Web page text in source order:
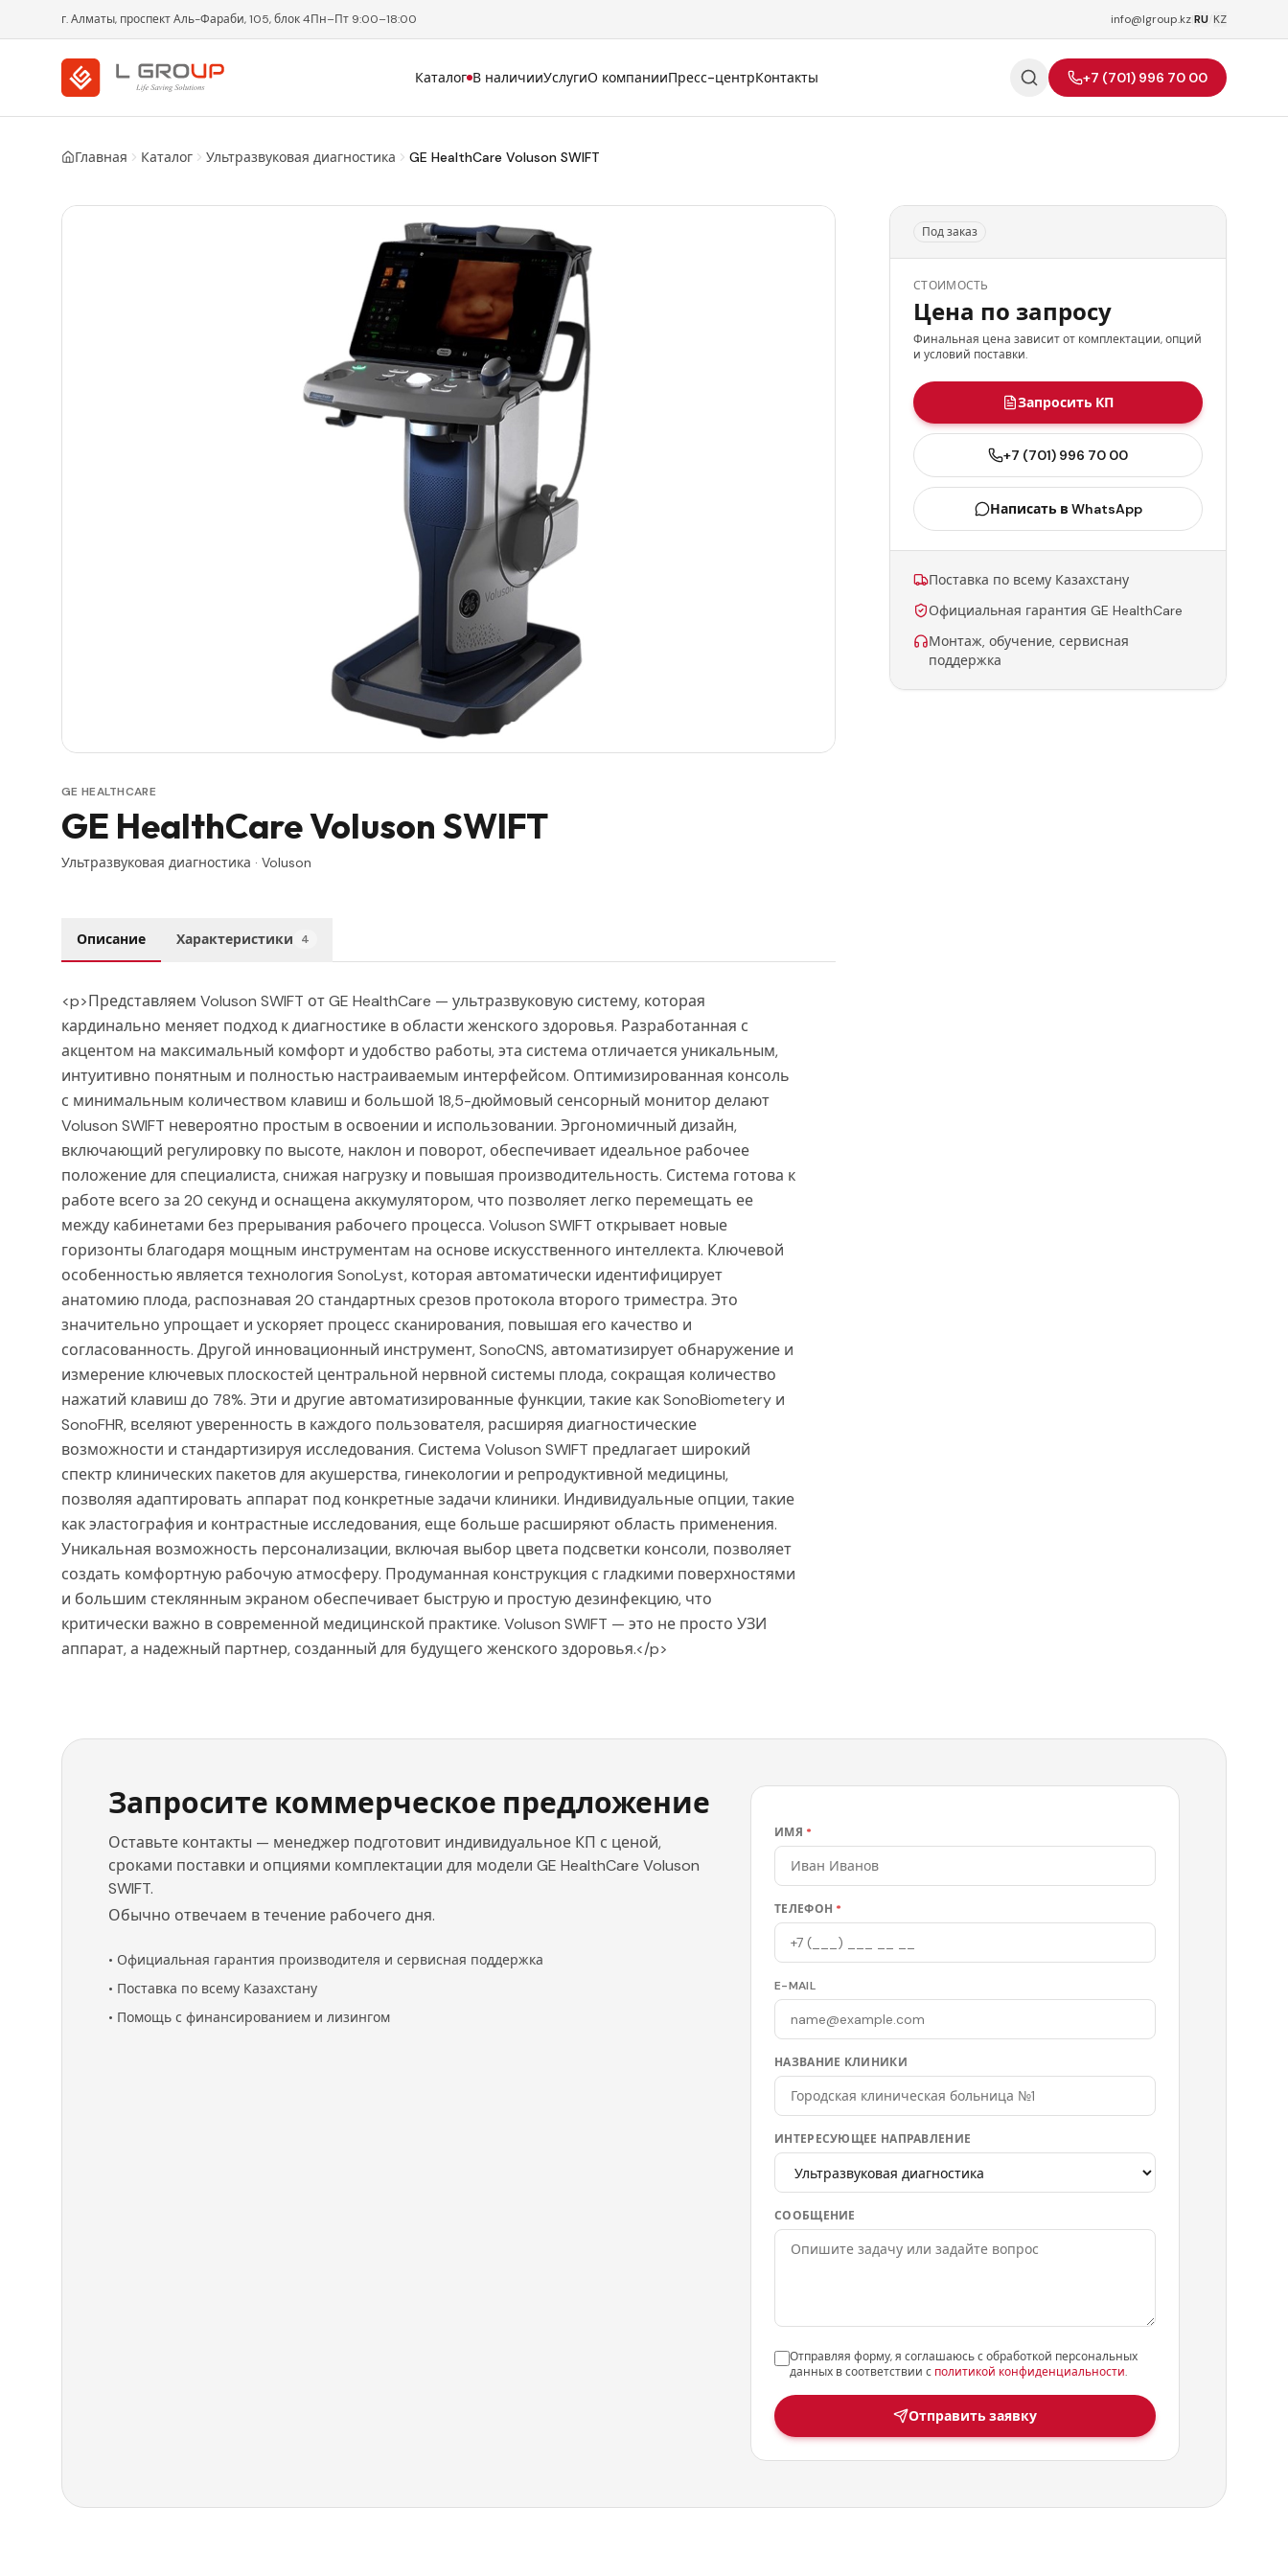
г. Алматы, проспект Аль-Фараби, 105, блок 4Пн–Пт 9:00–18:00 info@lgroup.kzRU KZ
Каталог В наличииУслугиО компанииПресс-центрКонтакты +7 (701) 996 70 00
Главная Каталог Ультразвуковая диагностика GE HealthCare Voluson SWIFT
GE HEALTHCARE
GE HealthCare Voluson SWIFT
Ультразвуковая диагностика · Voluson
Описание Характеристики 4
<p>Представляем Voluson SWIFT от GE HealthCare — ультразвуковую систему, которая
кардинально меняет подход к диагностике в области женского здоровья. Разработанная с
акцентом на максимальный комфорт и удобство работы, эта система отличается уникальным,
интуитивно понятным и полностью настраиваемым интерфейсом. Оптимизированная консоль
с минимальным количеством клавиш и большой 18,5-дюймовый сенсорный монитор делают
Voluson SWIFT невероятно простым в освоении и использовании. Эргономичный дизайн,
включающий регулировку по высоте, наклон и поворот, обеспечивает идеальное рабочее
положение для специалиста, снижая нагрузку и повышая производительность. Система готова к
работе всего за 20 секунд и оснащена аккумулятором, что позволяет легко перемещать ее
между кабинетами без прерывания рабочего процесса. Voluson SWIFT открывает новые
горизонты благодаря мощным инструментам на основе искусственного интеллекта. Ключевой
особенностью является технология SonoLyst, которая автоматически идентифицирует
анатомию плода, распознавая 20 стандартных срезов протокола второго триместра. Это
значительно упрощает и ускоряет процесс сканирования, повышая его качество и
согласованность. Другой инновационный инструмент, SonoCNS, автоматизирует обнаружение и
измерение ключевых плоскостей центральной нервной системы плода, сокращая количество
нажатий клавиш до 78%. Эти и другие автоматизированные функции, такие как SonoBiometery и
SonoFHR, вселяют уверенность в каждого пользователя, расширяя диагностические
возможности и стандартизируя исследования. Система Voluson SWIFT предлагает широкий
спектр клинических пакетов для акушерства, гинекологии и репродуктивной медицины,
позволяя адаптировать аппарат под конкретные задачи клиники. Индивидуальные опции, такие
как эластография и контрастные исследования, еще больше расширяют область применения.
Уникальная возможность персонализации, включая выбор цвета подсветки консоли, позволяет
создать комфортную рабочую атмосферу. Продуманная конструкция с гладкими поверхностями
и большим стеклянным экраном обеспечивает быструю и простую дезинфекцию, что
критически важно в современной медицинской практике. Voluson SWIFT — это не просто УЗИ
аппарат, а надежный партнер, созданный для будущего женского здоровья.</p>
Под заказ
СТОИМОСТЬ
Цена по запросу
Финальная цена зависит от комплектации, опций
и условий поставки.
Запросить КП
+7 (701) 996 70 00
Написать в WhatsApp
Поставка по всему Казахстану
Официальная гарантия GE HealthCare
Монтаж, обучение, сервисная
поддержка
Запросите коммерческое предложение
Оставьте контакты — менеджер подготовит индивидуальное КП с ценой,
сроками поставки и опциями комплектации для модели GE HealthCare Voluson
SWIFT.
Обычно отвечаем в течение рабочего дня.
• Официальная гарантия производителя и сервисная поддержка
• Поставка по всему Казахстану
• Помощь с финансированием и лизингом
ИМЯ *
ТЕЛЕФОН *
E-MAIL
НАЗВАНИЕ КЛИНИКИ
ИНТЕРЕСУЮЩЕЕ НАПРАВЛЕНИЕ
СООБЩЕНИЕ
Отправляя форму, я соглашаюсь с обработкой персональных
данных в соответствии с политикой конфиденциальности.
Отправить заявку